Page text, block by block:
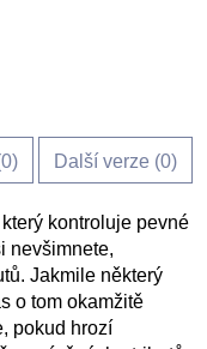
0) Další verze (0)
kontroluje pevné
nevšimnete,
Jakmile některý
o tom okamžitě
pokud hrozí